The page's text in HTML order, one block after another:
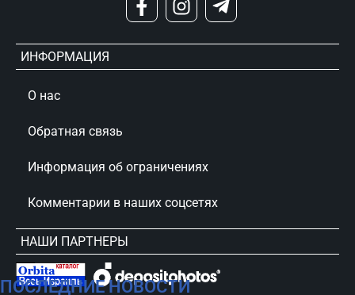
ПОСЛЕДНИЕ НОВОСТИ
ИНФОРМАЦИЯ
О нас
Обратная связь
Информация об ограничениях
Комментарии в наших соцсетях
НАШИ ПАРТНЕРЫ